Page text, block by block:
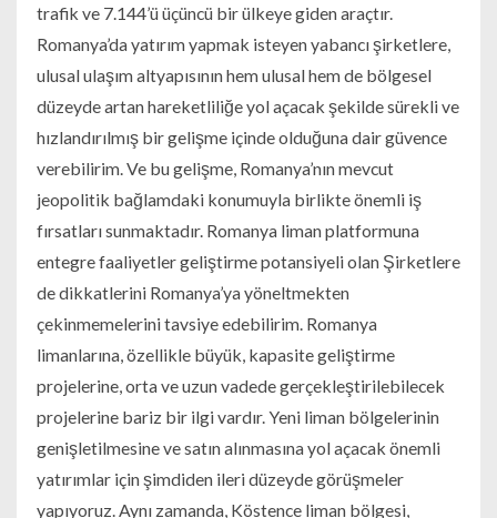
trafik ve 7.144’ü üçüncü bir ülkeye giden araçtır.
Romanya’da yatırım yapmak isteyen yabancı şirketlere,
ulusal ulaşım altyapısının hem ulusal hem de bölgesel
düzeyde artan hareketliliğe yol açacak şekilde sürekli ve
hızlandırılmış bir gelişme içinde olduğuna dair güvence
verebilirim. Ve bu gelişme, Romanya’nın mevcut
jeopolitik bağlamdaki konumuyla birlikte önemli iş
fırsatları sunmaktadır. Romanya liman platformuna
entegre faaliyetler geliştirme potansiyeli olan Şirketlere
de dikkatlerini Romanya’ya yöneltmekten
çekinmemelerini tavsiye edebilirim. Romanya
limanlarına, özellikle büyük, kapasite geliştirme
projelerine, orta ve uzun vadede gerçekleştirilebilecek
projelerine bariz bir ilgi vardır. Yeni liman bölgelerinin
genişletilmesine ve satın alınmasına yol açacak önemli
yatırımlar için şimdiden ileri düzeyde görüşmeler
yapıyoruz. Aynı zamanda, Köstence liman bölgesi,